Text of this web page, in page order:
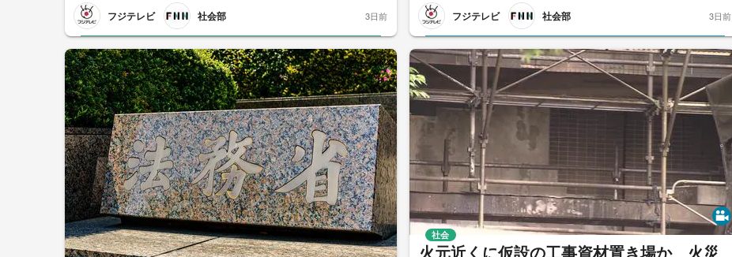
フジテレビ 社会部 3日前 フジテレビ 社会部 3日前
火元近くに仮設の工事資材置き場か 火災
社会